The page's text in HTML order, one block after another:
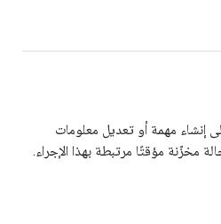
إنشاء مهمة أو تعديل معلومات